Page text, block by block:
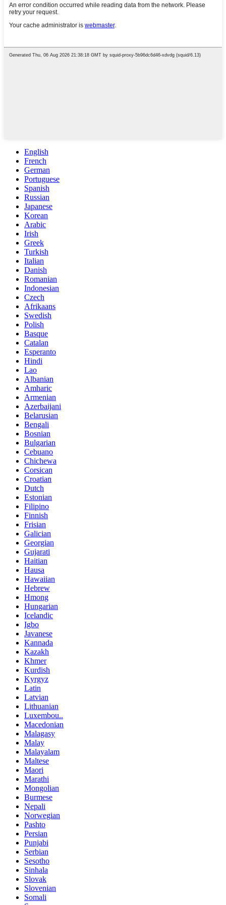
English
French
German
Portuguese
Spanish
Russian
Japanese
Korean
Arabic
Irish
Greek
Turkish
Italian
Danish
Romanian
Indonesian
Czech
Afrikaans
Swedish
Polish
Basque
Catalan
Esperanto
Hindi
Lao
Albanian
Amharic
Armenian
Azerbaijani
Belarusian
Bengali
Bosnian
Bulgarian
Cebuano
Chichewa
Corsican
Croatian
Dutch
Estonian
Filipino
Finnish
Frisian
Galician
Georgian
Gujarati
Haitian
Hausa
Hawaiian
Hebrew
Hmong
Hungarian
Icelandic
Igbo
Javanese
Kannada
Kazakh
Khmer
Kurdish
Kyrgyz
Latin
Latvian
Lithuanian
Luxembou..
Macedonian
Malagasy
Malay
Malayalam
Maltese
Maori
Marathi
Mongolian
Burmese
Nepali
Norwegian
Pashto
Persian
Punjabi
Serbian
Sesotho
Sinhala
Slovak
Slovenian
Somali